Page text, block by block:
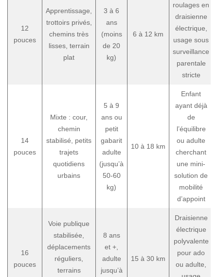
12
pouces
Apprentissage,
trottoirs privés,
chemins très
lisses, terrain
plat
3 à 6
ans
(moins
de 20
kg)
6 à 12 km
roulages en
draisienne
électrique,
usage sous
surveillance
parentale
stricte
14
pouces
Mixte : cour,
chemin
stabilisé, petits
trajets
quotidiens
urbains
5 à 9
ans ou
petit
gabarit
adulte
(jusqu’à
50-60
kg)
10 à 18 km
Enfant
ayant déjà
de
l’équilibre
ou adulte
cherchant
une mini-
solution de
mobilité
d’appoint
16
pouces
Voie publique
stabilisée,
déplacements
réguliers,
terrains
8 ans
et +,
adulte
jusqu’à
15 à 30 km
Draisienne
électrique
polyvalente
pour ado
ou adulte,